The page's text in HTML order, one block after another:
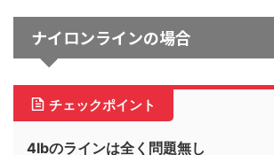
ナイロンラインの場合
チェックポイント
4lbのラインは全く問題無し